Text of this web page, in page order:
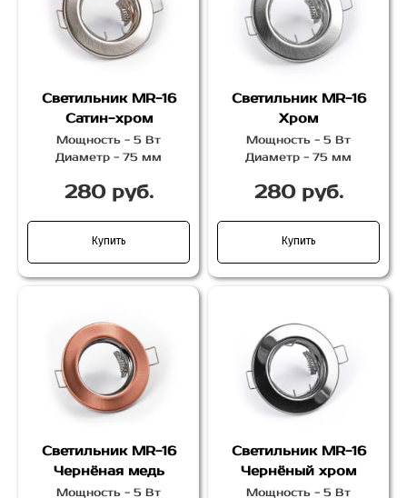
Светильник MR-16
Сатин-хром
Мощность - 5 Вт
Диаметр - 75 мм
280 руб.
Купить
Светильник MR-16
Хром
Мощность - 5 Вт
Диаметр - 75 мм
280 руб.
Купить
Светильник MR-16
Чернёная медь
Мощность - 5 Вт
Светильник MR-16
Чернёный хром
Мощность - 5 Вт